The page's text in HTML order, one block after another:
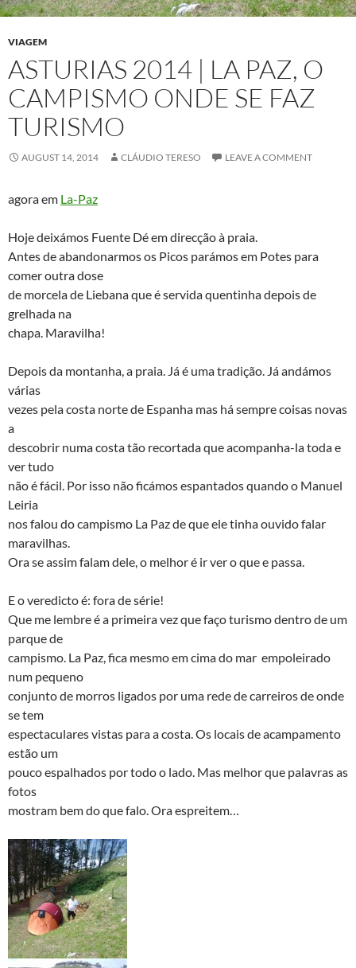
VIAGEM
ASTURIAS 2014 | LA PAZ, O
CAMPISMO ONDE SE FAZ
TURISMO
AUGUST 14, 2014 CLÁUDIO TERESO LEAVE A COMMENT
agora em La-Paz
Hoje deixámos Fuente Dé em direcção à praia.
Antes de abandonarmos os Picos parámos em Potes para
comer outra dose
de morcela de Liebana que é servida quentinha depois de
grelhada na
chapa. Maravilha!
Depois da montanha, a praia. Já é uma tradição. Já andámos
várias
vezes pela costa norte de Espanha mas há sempre coisas novas
a
descobrir numa costa tão recortada que acompanha-la toda e
ver tudo
não é fácil. Por isso não ficámos espantados quando o Manuel
Leiria
nos falou do campismo La Paz de que ele tinha ouvido falar
maravilhas.
Ora se assim falam dele, o melhor é ir ver o que e passa.
E o veredicto é: fora de série!
Que me lembre é a primeira vez que faço turismo dentro de um
parque de
campismo. La Paz, fica mesmo em cima do mar empoleirado
num pequeno
conjunto de morros ligados por uma rede de carreiros de onde
se tem
espectaculares vistas para a costa. Os locais de acampamento
estão um
pouco espalhados por todo o lado. Mas melhor que palavras as
fotos
mostram bem do que falo. Ora espreitem…